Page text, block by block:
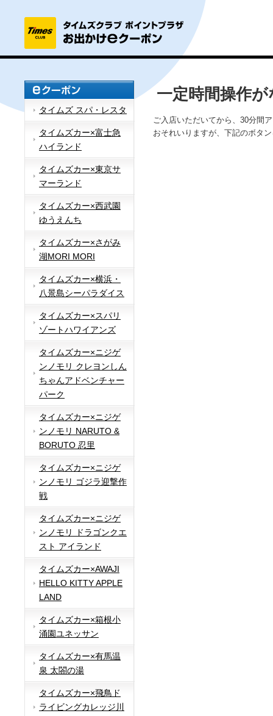
タイムズ スパ・レスタ
タイムズカー×富士急
ハイランド
タイムズカー×東京サ
マーランド
タイムズカー×西武園
ゆうえんち
タイムズカー×さがみ
湖MORI MORI
タイムズカー×横浜・
八景島シーパラダイス
タイムズカー×スパリ
ゾートハワイアンズ
タイムズカー×ニジゲ
ンノモリ クレヨンしん
ちゃんアドベンチャー
パーク
タイムズカー×ニジゲ
ンノモリ NARUTO &
BORUTO 忍里
タイムズカー×ニジゲ
ンノモリ ゴジラ迎撃作
戦
タイムズカー×ニジゲ
ンノモリ ドラゴンクエ
スト アイランド
タイムズカー×AWAJI
HELLO KITTY APPLE
LAND
タイムズカー×箱根小
涌園ユネッサン
タイムズカー×有馬温
泉 太閤の湯
タイムズカー×飛鳥ド
ライビングカレッジ川
一定時間操作
ご入店いただいてから、30分間
おそれいりますが、下記のボタ